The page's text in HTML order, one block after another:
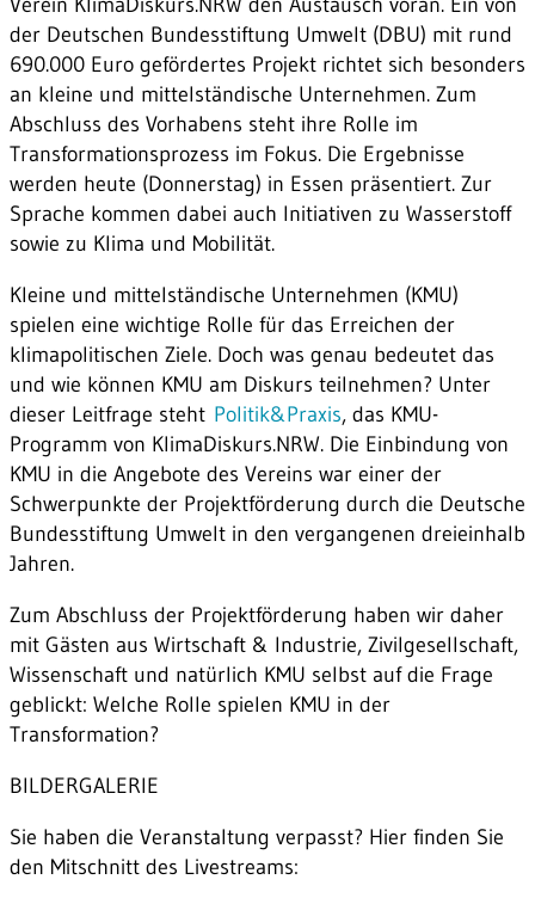
Verein KlimaDiskurs.NRW den Austausch voran. Ein von
der Deutschen Bundesstiftung Umwelt (DBU) mit rund
690.000 Euro gefördertes Projekt richtet sich besonders
an kleine und mittelständische Unternehmen. Zum
Abschluss des Vorhabens steht ihre Rolle im
Transformationsprozess im Fokus. Die Ergebnisse
werden heute (Donnerstag) in Essen präsentiert. Zur
Sprache kommen dabei auch Initiativen zu Wasserstoff
sowie zu Klima und Mobilität.
Kleine und mittelständische Unternehmen (KMU)
spielen eine wichtige Rolle für das Erreichen der
klimapolitischen Ziele. Doch was genau bedeutet das
und wie können KMU am Diskurs teilnehmen? Unter
dieser Leitfrage steht Politik&Praxis, das KMU-
Programm von KlimaDiskurs.NRW. Die Einbindung von
KMU in die Angebote des Vereins war einer der
Schwerpunkte der Projektförderung durch die Deutsche
Bundesstiftung Umwelt in den vergangenen dreieinhalb
Jahren.
Zum Abschluss der Projektförderung haben wir daher
mit Gästen aus Wirtschaft & Industrie, Zivilgesellschaft,
Wissenschaft und natürlich KMU selbst auf die Frage
geblickt: Welche Rolle spielen KMU in der
Transformation?
BILDERGALERIE
Sie haben die Veranstaltung verpasst? Hier finden Sie
den Mitschnitt des Livestreams: